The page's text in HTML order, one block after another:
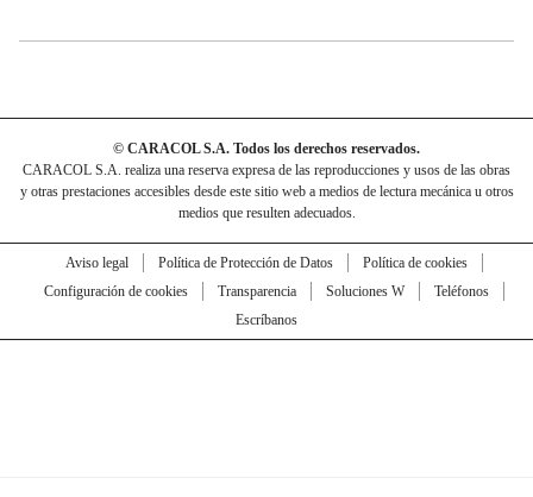
© CARACOL S.A. Todos los derechos reservados.
CARACOL S.A. realiza una reserva expresa de las reproducciones y usos de las obras
y otras prestaciones accesibles desde este sitio web a medios de lectura mecánica u otros
medios que resulten adecuados.
Aviso legal Política de Protección de Datos
Política de cookies
Configuración de cookies
Transparencia Soluciones W
Teléfonos
Escríbanos